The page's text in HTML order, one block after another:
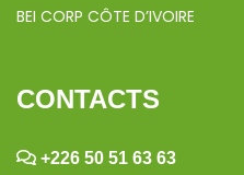
BEI CORP CÔTE D’IVOIRE
CONTACTS
+226 50 51 63 63